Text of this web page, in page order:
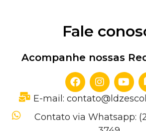
Fale
Acompanhe nossas
E-mail:
Contato via Whatsapp: